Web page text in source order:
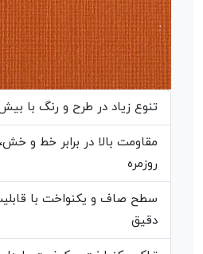
تنوع زیاد در طرح و رنگ با بیش از 60 انتخاب
مقاومت بالا در برابر خط و
روزمره
سطح صاف و یکنواخت با
دقیق